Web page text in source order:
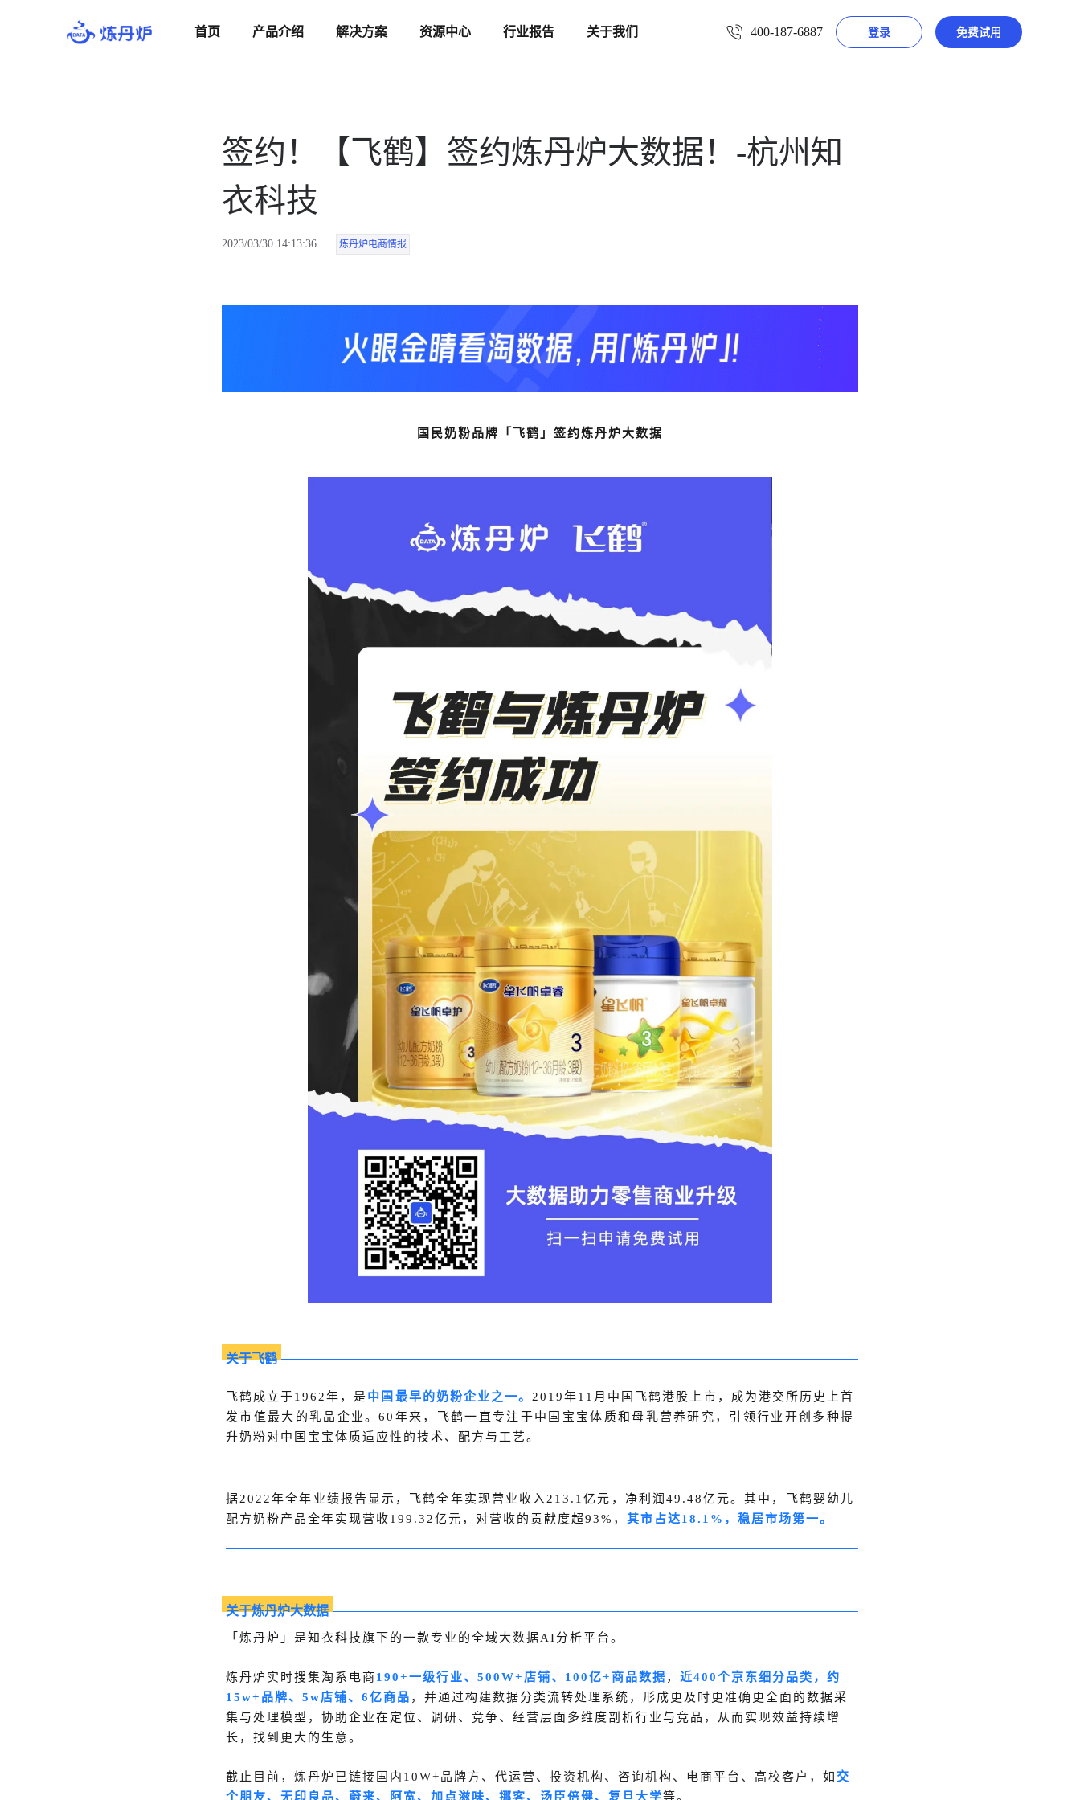
首页 产品介绍 解决方案 资源中心 行业报告 关于我们 400-187-6887 登录 免费试用
签约！【飞鹤】签约炼丹炉大数据！-杭州知
衣科技
2023/03/30 14:13:36 炼丹炉电商情报
国民奶粉品牌「飞鹤」 签约炼丹炉大数据
关于飞鹤
飞鹤成立于1962年，是中国最早的奶粉企业之一。2019年11月中国飞鹤港股上市，成为港交所历史上首
发市值最大的乳品企业。60年来，飞鹤一直专注于中国宝宝体质和母乳营养研究，引领行业开创多种提
升奶粉对中国宝宝体质适应性的技术、配方与工艺。
据2022年全年业绩报告显示，飞鹤全年实现营业收入213.1亿元，净利润49.48亿元。其中，飞鹤婴幼儿
配方奶粉产品全年实现营收199.32亿元，对营收的贡献度超93%， 其市占达18.1%，稳居市场第一。
关于炼丹炉大数据
「炼丹炉」是知衣科技旗下的一款专业的全域大数据AI分析平台。
炼丹炉实时搜集淘系电商 190+一级行业、500W+店铺、100亿+商品数据 ， 近400个京东细分品类，约
15w+品牌、5w店铺、6亿商品 ， 并通过构建数据分类流转处理系统，形成更及时更准确更全面的数据采
集与处理模型，协助企业在定位、调研、竞争、经营层面多维度剖析行业与竞品，从而实现效益持续增
长，找到更大的生意。
截止目前，炼丹炉已链接国内10W+品牌方、代运营、投资机构、咨询机构、电商平台、高校客户，如 交
个朋友、无印良品、蔚来、阿宽、加点滋味、挪客、汤臣倍健、复旦大学等。